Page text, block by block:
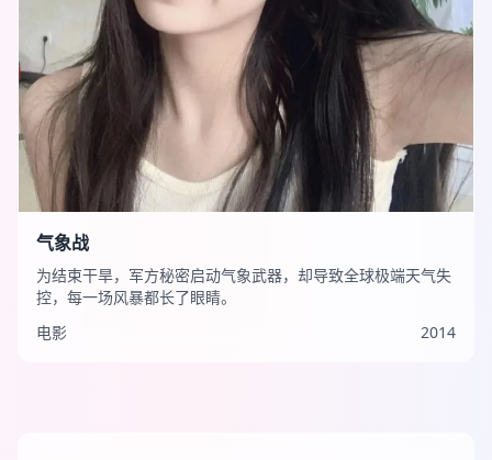
气象战
为结束干旱，军方秘密启动气象武器，却导致全球极端天气失
控，每一场风暴都长了眼睛。
电影
2014